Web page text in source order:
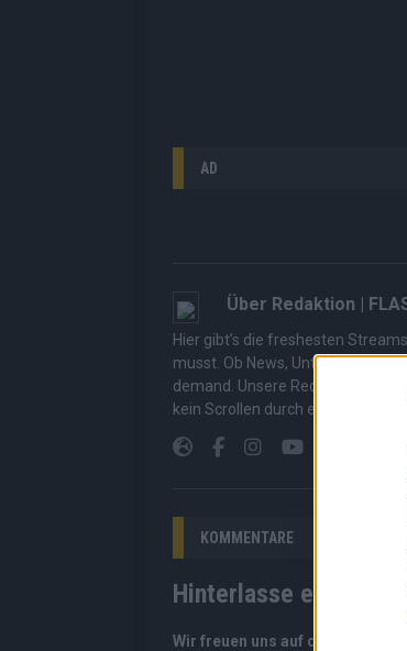
AD
Über Redaktion |
Hier gibt’s die freshesten
musst. Ob News, Unterhaltung
demand. Unsere Redaktion
kein Scrollen durch endlose
KOMMENTARE
Hinterlasse einen
Wir freuen uns auf deinen